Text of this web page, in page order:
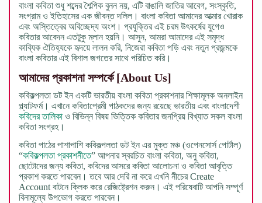
বাংলা কবিতা শুধু শব্দের শৈল্পিক বুনন নয়, এটি বাঙালি জাতির আবেগ, সংস্কৃতি,
সংগ্রাম ও ইতিহাসের এক জীবন্ত দলিল। বাংলা কবিতা আমাদের আত্মার খোরাক
এবং অস্তিত্বের অবিচ্ছেদ্য অংশ। প্রযুক্তির এই চরম উৎকর্ষের যুগেও
কবিতার আবেদন এতটুকু ম্লান হয়নি। আসুন, আমরা আমাদের এই সমৃদ্ধ
কাব্যিক ঐতিহ্যকে হৃদয়ে লালন করি, নিজেরা কবিতা পড়ি এবং নতুন প্রজন্মকে
বাংলা কবিতার এই বিশাল জগতের সাথে পরিচিত করি।
আমাদের প্রকাশনা সম্পর্কে[About Us]
কবিকল্পলতা ডট ইন একটি ভারতীয় বাংলা কবিতা প্রকাশনার শিক্ষামূলক অনলাইন
প্ল্যাটফর্ম। এখানে কবিতাপ্রেমী পাঠকদের জন্য রয়েছে ভারতীয় এবং বাংলাদেশী
কবিদের তালিকা ও বিভিন্ন বিষয় ভিত্তিক কবিতার জনপ্রিয় বিখ্যাত সকল বাংলা
কবিতা সংগ্রহ।
কবিতা পাঠের পাশাপাশি কবিকল্পলতা ডট ইন এর মুক্ত মঞ্চ (ওপেনসোর্স পোর্টাল)
“কবিকল্পলতা প্রকাশনীতে” আপনার স্বরচিত বাংলা কবিতা, অনু কবিতা,
ছোটোদের জন্য কবিতা, কবিদের আসরে কবিতা আলোচনা ও কবিতা আবৃত্তি
প্রকাশ করতে পারবেন। তবে আর দেরি না করে এখনি নীচের Create
Account বাটনে ক্লিক করে রেজিষ্ট্রেশন করুন। এই পরিষেবাটি আপনি সম্পূর্ণ
বিনামূল্যে উপভোগ করতে পারবেন।